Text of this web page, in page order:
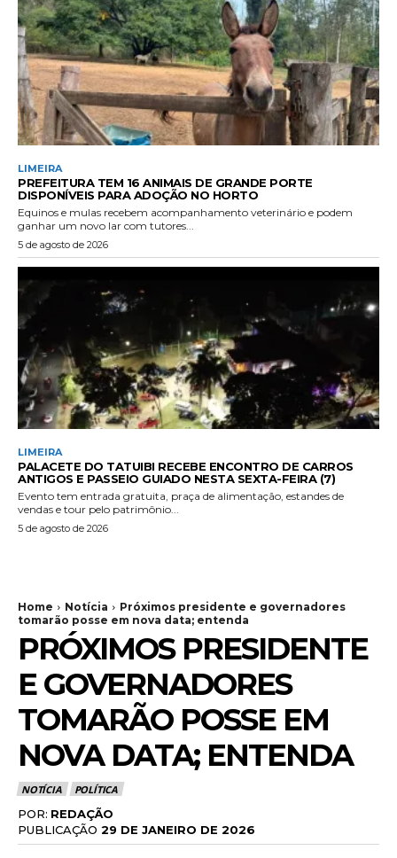
LIMEIRA
PREFEITURA TEM 16 ANIMAIS DE GRANDE PORTE
DISPONÍVEIS PARA ADOÇÃO NO HORTO
Equinos e mulas recebem acompanhamento veterinário e podem
ganhar um novo lar com tutores...
5 de agosto de 2026
LIMEIRA
PALACETE DO TATUIBI RECEBE ENCONTRO DE CARROS
ANTIGOS E PASSEIO GUIADO NESTA SEXTA-FEIRA (7)
Evento tem entrada gratuita, praça de alimentação, estandes de
vendas e tour pelo patrimônio...
5 de agosto de 2026